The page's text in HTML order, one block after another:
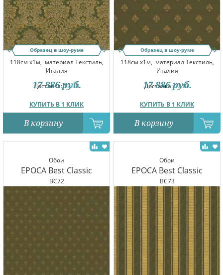
Образец в шоу-руме
118см x1м, материал Текстиль,
Италия
Доставка:12.08
КУПИТЬ В 1 КЛИК
17 886 руб.
В корзину
Образец в шоу-руме
118см x1м, материал Текстиль,
Италия
Доставка:12.08
КУПИТЬ В 1 КЛИК
17 886 руб.
В корзину
Обои
EPOCA Best Classic
BC72
Обои
EPOCA Best Classic
BC73